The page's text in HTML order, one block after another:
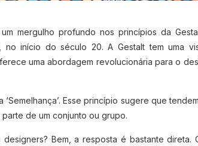
mergulho profundo nos princípios da
no início do século 20. A Gestalt tem uma
uma abordagem revolucionária para o
Esse princípio sugere que
de um conjunto ou grupo.
Bem, a resposta é bastante